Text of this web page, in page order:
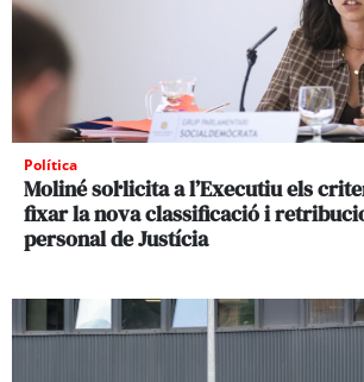
Política
Moliné sol·licita a l’Executiu els
fixar la nova classificació i
personal de Justícia